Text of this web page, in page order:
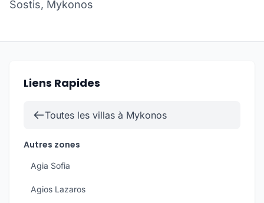
Sostis, Mykonos
Liens Rapides
Toutes les villas à Mykonos
Autres zones
Agia Sofia
Agios Lazaros